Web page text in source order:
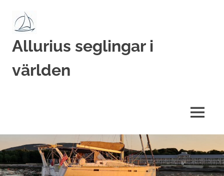
innehåll
Allurius seglingar i
världen
MENY